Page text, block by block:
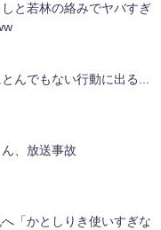
と若林の絡みでヤバすぎ
んでもない行動に出る...
、放送事故
「かとしりき使いすぎな